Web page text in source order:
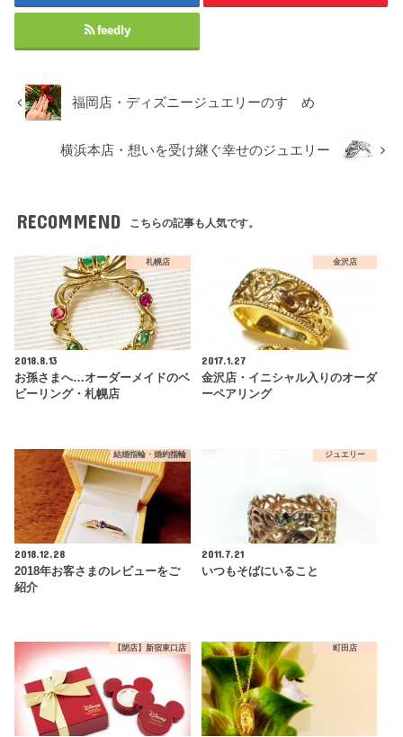
feedly
福岡店・ディズニージュエリーのすゝめ
横浜本店・想いを受け継ぐ幸せのジュエリー
RECOMMEND こちらの記事も人気です。
札幌店
2018.8.13
お孫さまへ…オーダーメイドのベ
ビーリング・札幌店
金沢店
2017.1.27
金沢店・イニシャル入りのオーダ
ーペアリング
結婚指輪・婚約指輪
2018.12.28
2018年お客さまのレビューをご
紹介
ジュエリー
2011.7.21
いつもそばにいること
【閉店】新宿東口店 町田店